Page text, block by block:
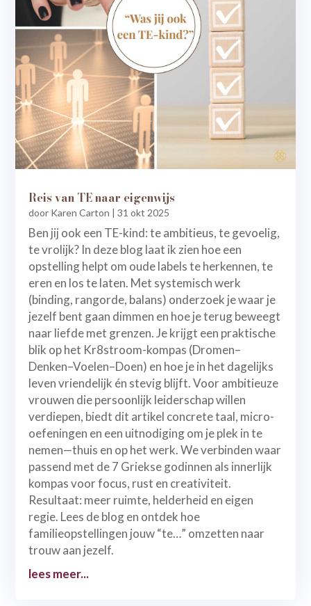
Reis van TE naar eigenwijs
door Karen Carton |31 okt 2025
Ben jij ook een TE-kind: te ambitieus, te gevoelig,
te vrolijk? In deze blog laat ik zien hoe een
opstelling helpt om oude labels te herkennen, te
eren en los te laten. Met systemisch werk
(binding, rangorde, balans) onderzoek je waar je
jezelf bent gaan dimmen en hoe je terug beweegt
naar liefde met grenzen. Je krijgt een praktische
blik op het Kr8stroom-kompas (Dromen–
Denken–Voelen–Doen) en hoe je in het dagelijks
leven vriendelijk én stevig blijft. Voor ambitieuze
vrouwen die persoonlijk leiderschap willen
verdiepen, biedt dit artikel concrete taal, micro-
oefeningen en een uitnodiging om je plek in te
nemen—thuis en op het werk. We verbinden waar
passend met de 7 Griekse godinnen als innerlijk
kompas voor focus, rust en creativiteit.
Resultaat: meer ruimte, helderheid en eigen
regie. Lees de blog en ontdek hoe
familieopstellingen jouw “te…” omzetten naar
trouw aan jezelf.
lees meer...